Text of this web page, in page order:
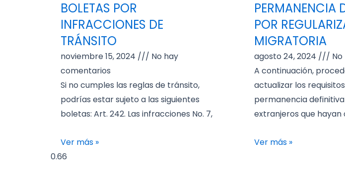
BOLETAS POR
INFRACCIONES DE
TRÁNSITO
noviembre 15, 2024
No hay
comentarios
Si no cumples las reglas de tránsito,
podrías estar sujeto a las siguientes
boletas: Art. 242. Las infracciones No. 7,
Ver más »
PERMANENCIA
POR
MIGRATORIA
agosto 24, 2024
A continuación,
actualizar los
permanencia
extranjeros que hayan
Ver más »